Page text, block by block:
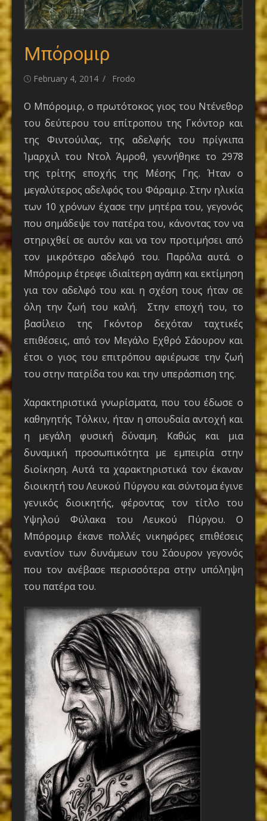
Μπόρομιρ
Posted
February 4, 2014 Author
Frodo
O Μπόρομιρ, ο πρωτότοκος γιος του Ντένεθορ
του δεύτερου του επίτροπου της Γκόντορ και
της Φιντούιλας, της αδελφής του πρίγκιπα
Ίμαρχιλ του Ντολ Άμροθ, γεννήθηκε το 2978
της τρίτης εποχής της Μέσης Γης. Ήταν ο
μεγαλύτερος αδελφός του Φάραμιρ. Στην ηλικία
των 10 χρόνων έχασε την μητέρα του, γεγονός
που σημάδεψε τον πατέρα του, κάνοντας τον να
στηριχθεί σε αυτόν και να τον προτιμήσει από
τον μικρότερο αδελφό του. Παρόλα αυτά. ο
Μπόρομιρ έτρεφε ιδιαίτερη αγάπη και εκτίμηση
για τον αδελφό του και η σχέση τους ήταν σε
όλη την ζωή του καλή. Στην εποχή του, το
βασίλειο της Γκόντορ δεχόταν ταχτικές
επιθέσεις, από τον Μεγάλο Εχθρό Σάουρον και
έτσι ο γιος του επιτρόπου αφιέρωσε την ζωή
του στην πατρίδα του και την υπεράσπιση της.
Χαρακτηριστικά γνωρίσματα, που του έδωσε ο
καθηγητής Τόλκιν, ήταν η σπουδαία αντοχή και
η μεγάλη φυσική δύναμη. Καθώς και μια
δυναμική προσωπικότητα με εμπειρία στην
διοίκηση. Αυτά τα χαρακτηριστικά τον έκαναν
διοικητή του Λευκού Πύργου και σύντομα έγινε
γενικός διοικητής, φέροντας τον τίτλο του
Υψηλού Φύλακα του Λευκού Πύργου. Ο
Μπόρομιρ έκανε πολλές νικηφόρες επιθέσεις
εναντίον των δυνάμεων του Σάουρον γεγονός
που τον ανέβασε περισσότερα στην υπόληψη
του πατέρα του.